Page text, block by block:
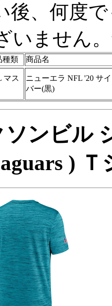
後、何度
いません
種類
商品名
マス
ニューエラ NFL '20 サ
バー(黒)
ンビル
) Ｔ